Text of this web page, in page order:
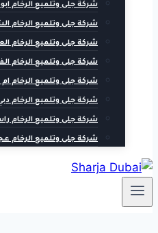
شركة جلى وتلميع الرخام ابوظبي 0555241770 |تلميع
شركة جلى وتلميع الرخام الشارقة 0555241770
شركة جلى وتلميع الرخام العين 0555241770 |تلميع
شركة جلى وتلميع الرخام الفجيرة 0555241770
شركة جلى وتلميع الرخام ام القيوين 0555241770
شركة جلى وتلميع الرخام دبي 0555241770 |تلميع
شركة جلى وتلميع الرخام راس الخيمة
شركة جلى وتلميع الرخام عجمان 0555241770